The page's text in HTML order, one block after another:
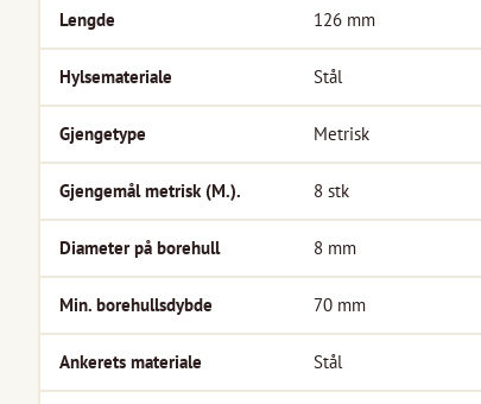
Lengde 126 mm
Hylsemateriale Stål
Gjengetype Metrisk
Gjengemål metrisk (M.). 8 stk
Diameter på borehull 8 mm
Min. borehullsdybde 70 mm
Ankerets materiale Stål